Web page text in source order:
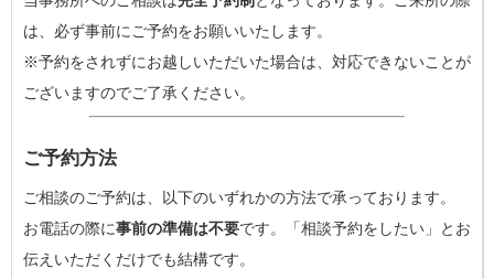
は、必ず事前にご予約をお願いいたします。
※予約をされずにお越しいただいた場合は、対応できないことが
ございますのでご了承ください。
ご予約方法
ご相談のご予約は、以下のいずれかの方法で承っております。
お電話の際に事前の準備は不要です。「相談予約をしたい」とお
伝えいただくだけでも結構です。